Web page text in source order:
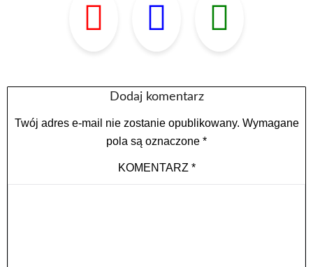
Dodaj komentarz
Twój adres e-mail nie zostanie opublikowany. Wymagane
pola są oznaczone *
KOMENTARZ *